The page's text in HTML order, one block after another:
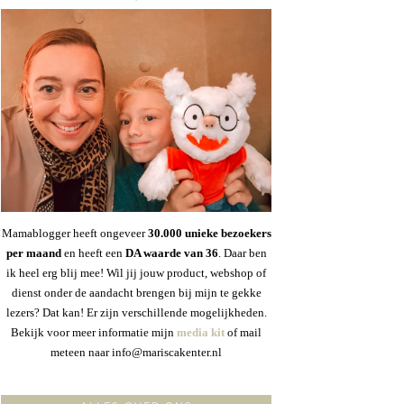
Mamablogger heeft ongeveer30.000 unieke bezoekers
per maanden heeft een DA waarde van 36. Daar ben
ik heel erg blij mee! Wil jij jouw product, webshop of
dienst onder de aandacht brengen bij mijn te gekke
lezers? Dat kan! Er zijn verschillende mogelijkheden.
Bekijk voor meer informatie mijn media kit of mail
meteen naar info@mariscakenter.nl